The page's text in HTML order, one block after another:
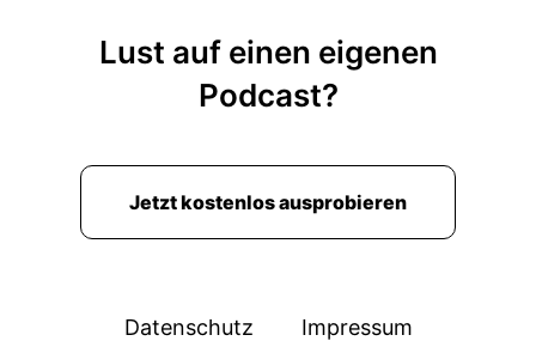
Lust auf einen eigenen
Podcast?
Jetzt kostenlos ausprobieren
Datenschutz Impressum